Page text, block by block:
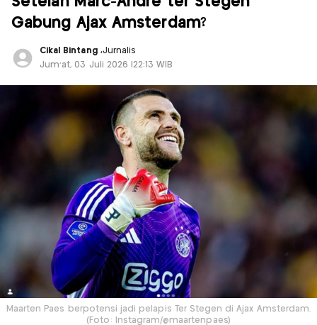
Gabung Ajax Amsterdam?
Cikal Bintang ,Jurnalis
Jum'at, 03 Juli 2026 |22:13 WIB
Maarten Paes berpotensi jadi pelapis Ter Stegen di Ajax Amsterdam.
(Foto: Instagram/@maartenpaes)